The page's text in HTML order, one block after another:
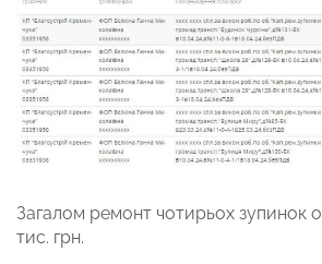
Загалом ремонт чотирьох зупинок
тис. грн.